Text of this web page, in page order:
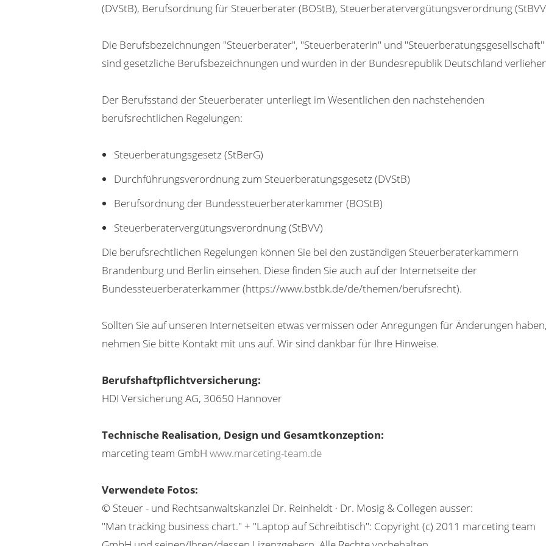
(DVStB), Berufsordnung für Steuerberater (BOStB), Steuerberatervergütungsverordnung
Die Berufsbezeichnungen "Steuerberater", "Steuerberaterin" und "Steuerberatungsgesellschaft"
sind gesetzliche Berufsbezeichnungen und wurden in der Bundesrepublik Deutschland
Der Berufsstand der Steuerberater unterliegt im Wesentlichen den nachstehenden
berufsrechtlichen Regelungen:
Steuerberatungsgesetz (StBerG)
Durchführungsverordnung zum Steuerberatungsgesetz (DVStB)
Berufsordnung der Bundessteuerberaterkammer (BOStB)
Steuerberatervergütungsverordnung (StBVV)
Die berufsrechtlichen Regelungen können Sie bei den zuständigen Steuerberaterkammern
Brandenburg und Berlin einsehen. Diese finden Sie auch auf der Internetseite der
Bundessteuerberaterkammer (https://www.bstbk.de/de/themen/berufsrecht).
Sollten Sie auf unseren Internetseiten etwas vermissen oder Anregungen für Änderungen
nehmen Sie bitte Kontakt mit uns auf. Wir sind dankbar für Ihre Hinweise.
Berufshaftpflichtversicherung:
HDI Versicherung AG, 30650 Hannover
Technische Realisation, Design und Gesamtkonzeption:
marceting team GmbH www.marceting-team.de
Verwendete Fotos:
© Steuer - und Rechtsanwaltskanzlei Dr. Reinheldt · Dr. Mosig & Collegen ausser:
"Man tracking business chart." + "Laptop auf Schreibtisch": Copyright (c) 2011 marceting team